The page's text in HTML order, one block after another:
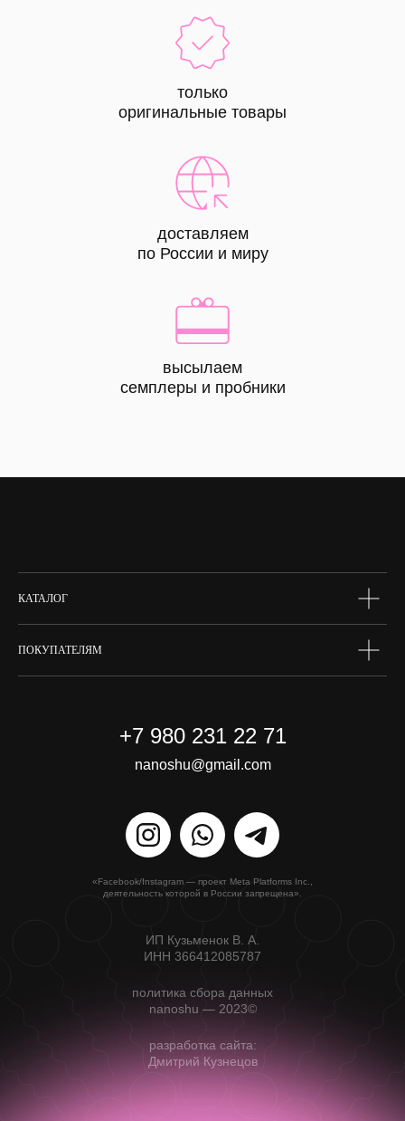
только
оригинальные товары
доставляем
по России и миру
высылаем
семплеры и пробники
КАТАЛОГ
ПОКУПАТЕЛЯМ
«Facebook/Instagram — проект Meta Platforms Inc.,
деятельность которой в России запрещена».
волосы
+7 980 231 22 71
nanoshu@gmail.com
ИП Кузьменок В. А.
ИНН 366412085787
разработка сайта:
Дмитрий Кузнецов
политика сбора данных
nanoshu — 2023©